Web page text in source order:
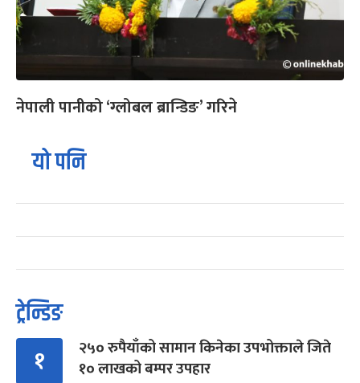
नेपाली पानीको ‘ग्लोबल ब्रान्डिङ’ गरिने
यो पनि
ट्रेन्डिङ
१
२५० रुपैयाँको सामान किनेका उपभोक्ताले जिते
१० लाखको बम्पर उपहार